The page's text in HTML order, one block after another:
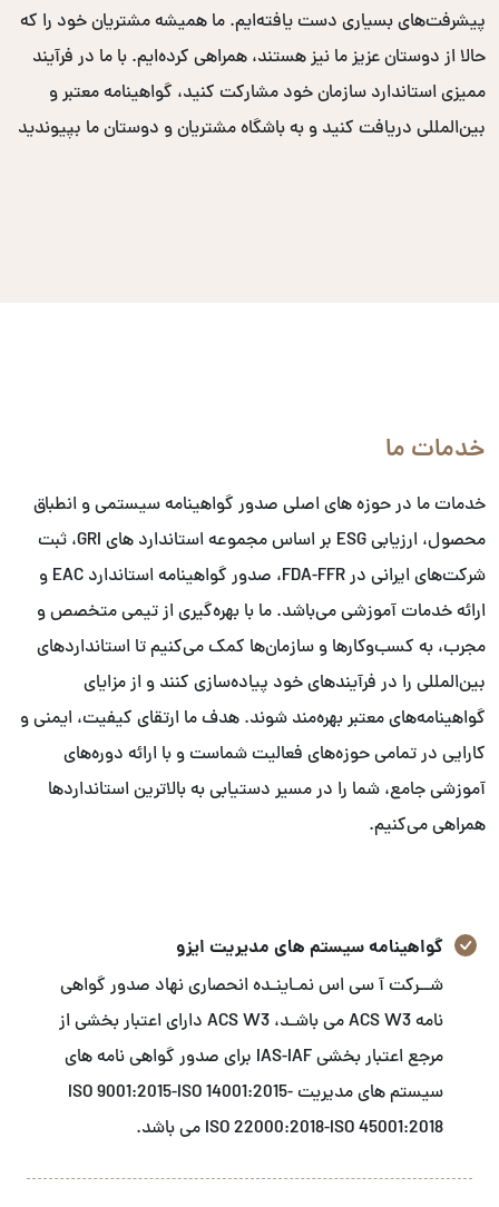
پیشرفت‌های بسیاری دست یافته‌ایم. ما همیشه مشتریان خود را که
حالا از دوستان عزیز ما نیز هستند، همراهی کرده‌ایم. با ما در فرآیند
ممیزی استاندارد سازمان خود مشارکت کنید، گواهینامه معتبر و
بین‌المللی دریافت کنید و به باشگاه مشتریان و دوستان ما بپیوندید
خدمات ما
خدمات ما در حوزه های اصلی صدور گواهینامه سیستمی و انطباق
محصول، ارزیابی ESG بر اساس مجموعه استاندارد های GRI، ثبت
شرکت‌های ایرانی در FDA-FFR، صدور گواهینامه استاندارد EAC و
ارائه خدمات آموزشی می‌باشد. ما با بهره‌گیری از تیمی متخصص و
مجرب، به کسب‌وکارها و سازمان‌ها کمک می‌کنیم تا استانداردهای
بین‌المللی را در فرآیندهای خود پیاده‌سازی کنند و از مزایای
گواهینامه‌های معتبر بهره‌مند شوند. هدف ما ارتقای کیفیت، ایمنی و
کارایی در تمامی حوزه‌های فعالیت شماست و با ارائه دوره‌های
آموزشی جامع، شما را در مسیر دستیابی به بالاترین استانداردها
همراهی می‌کنیم.
گواهینامه سیستم های مدیریت ایزو
شــرکت آ سی اس نمـاینـده انحصاری نهاد صدور گواهی
نامه ACS W3 می باشـد، ACS W3 دارای اعتبار بخشی از
مرجع اعتبار بخشی IAS-IAF برای صدور گواهی نامه های
سیستم های مدیریت ISO 9001:2015-ISO 14001:2015-
ISO 22000:2018-ISO 45001:2018 می باشد.